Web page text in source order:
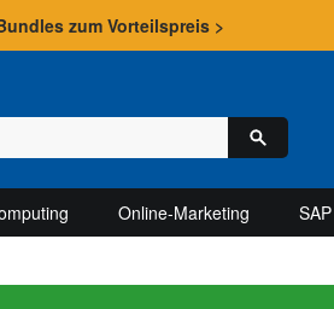
zum Vorteilspreis >
Online-Marketing SAP